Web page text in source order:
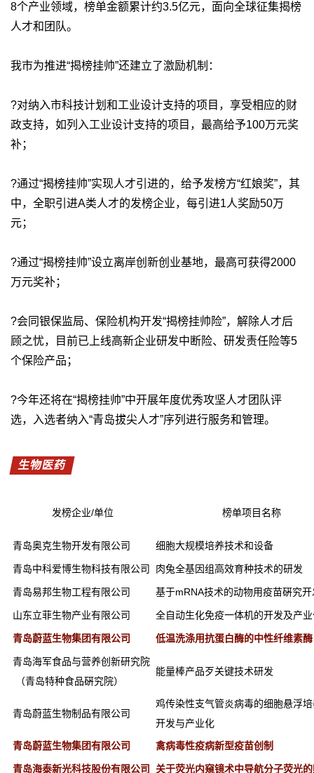
8个产业领域，榜单金额累计约3.5亿元，面向全球征集揭榜
人才和团队。
我市为推进“揭榜挂帅”还建立了激励机制：
?对纳入市科技计划和工业设计支持的项目，享受相应的财
政支持，如列入工业设计支持的项目，最高给予100万元奖
补；
?通过“揭榜挂帅”实现人才引进的，给予发榜方“红娘奖”，其
中，全职引进A类人才的发榜企业，每引进1人奖励50万
元；
?通过“揭榜挂帅”设立离岸创新创业基地，最高可获得2000
万元奖补；
?会同银保监局、保险机构开发“揭榜挂帅险”，解除人才后
顾之忧，目前已上线高新企业研发中断险、研发责任险等5
个保险产品；
?今年还将在“揭榜挂帅”中开展年度优秀攻坚人才团队评
选，入选者纳入“青岛拔尖人才”序列进行服务和管理。
生物医药
发榜企业/单位 榜单项目名称
青岛奥克生物开发有限公司 细胞大规模培养技术和设备
青岛中科爱博生物科技有限公司 肉兔全基因组高效育种技术的研发
青岛易邦生物工程有限公司 基于mRNA技术的动物用疫苗硏究开
山东立菲生物产业有限公司 全自动生化免疫一体机的开发及产
青岛蔚蓝生物集团有限公司 低温洗涤用抗蛋白酶的中性纤维素酶
青岛海军食品与营养创新研究院
（青岛特种食品硏究院）
能量棒产品歹关键技术研发
青岛蔚蓝生物制品有限公司
鸡传染性支气管炎病毒的细胞悬浮
开发与产业化
青岛蔚蓝生物集团有限公司
禽病毒性疫病新型疫苗创制
青岛海泰新光科技股份有限公司 关于荧光内窺镜术中导航分子荧光